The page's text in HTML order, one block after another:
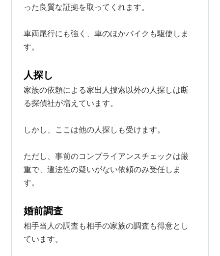
った良質な証拠を取ってくれます。
車両尾行にも強く、車のほかバイクも駆使しま
す。
人探し
家族の依頼による家出人捜索以外の人探しは断
る探偵社が増えています。
しかし、ここは他の人探しも受けます。
ただし、事前のコンプライアンスチェックは厳
重で、違法性の疑いがない依頼のみ受任しま
す。
婚前調査
相手当人の調査も相手の家族の調査も得意とし
ています。